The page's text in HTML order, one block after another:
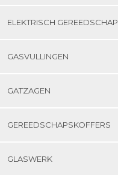
ELEKTRISCH GEREEDSCHAP
GASVULLINGEN
GATZAGEN
GEREEDSCHAPSKOFFERS
GLASWERK